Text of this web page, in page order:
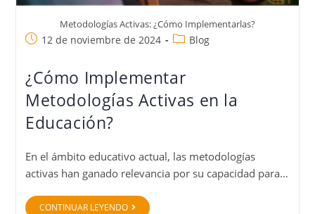
Metodologías Activas: ¿Cómo Implementarlas?
12 de noviembre de 2024 Blog
¿Cómo Implementar
Metodologías Activas en la
Educación?
En el ámbito educativo actual, las metodologías
activas han ganado relevancia por su capacidad para…
CONTINUAR LEYENDO